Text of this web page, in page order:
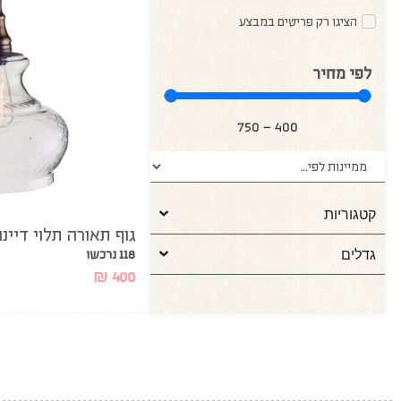
גוף תאורה תלוי
118 נרכשו
₪ 400
הציגו רק פריטים במבצע
לפי מחיר
400
—
750
קטגוריות
גדלים